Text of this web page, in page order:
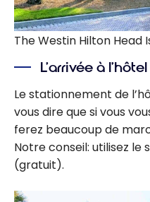
The Westin Hilton Head
L’arrivée à l’hôtel
Le stationnement de
vous dire que si vous
ferez beaucoup de
Notre conseil: utilisez
(gratuit).